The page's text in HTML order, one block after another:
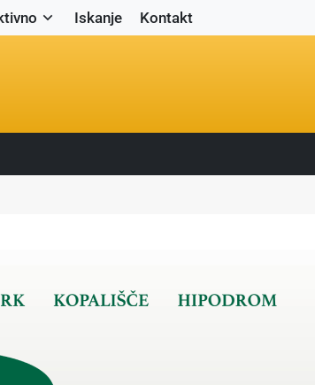
Iskanje Kontakt